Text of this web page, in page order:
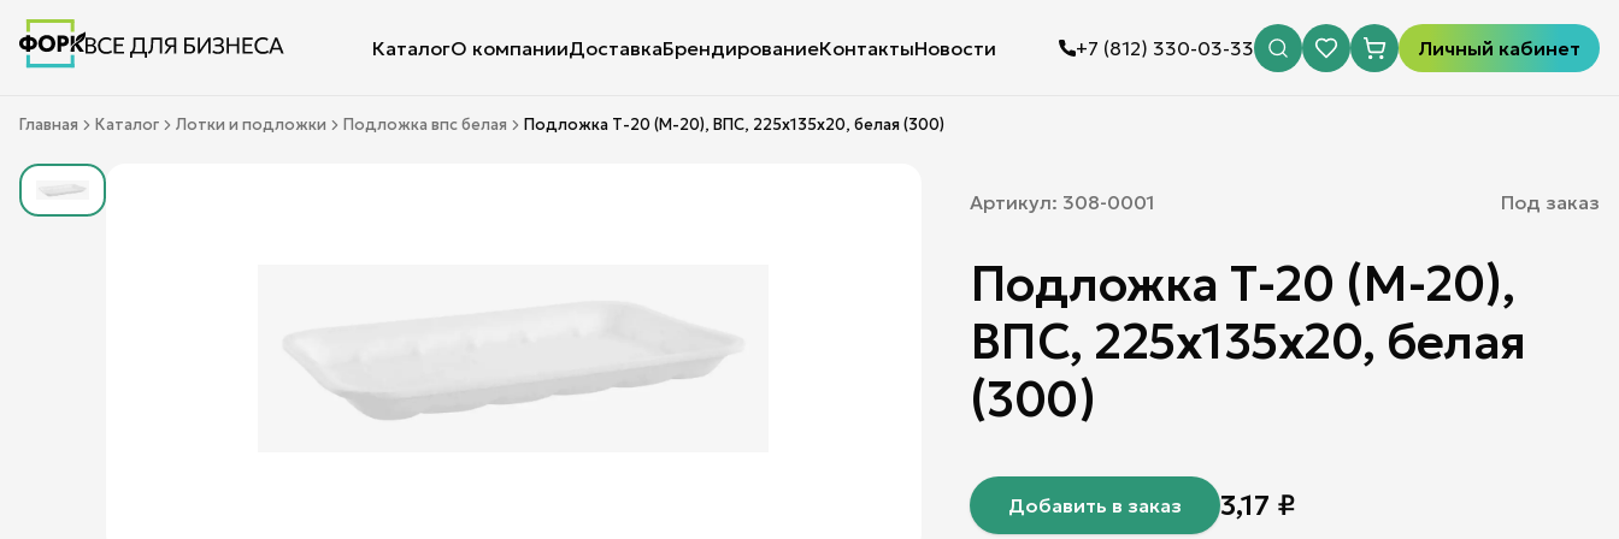
КаталогО компанииДоставкаБрендированиеКонтактыНовости +7 (812) 330-03-33 Личный кабинет
Главная Каталог Лотки и подложки Подложка впс белая Подложка Т-20 (М-20), ВПС, 225х135х20, белая (300)
Артикул: 308-0001 Под заказ
Подложка Т-20 (М-20),
ВПС, 225х135х20, белая
(300)
Добавить в заказ 3,17 ₽